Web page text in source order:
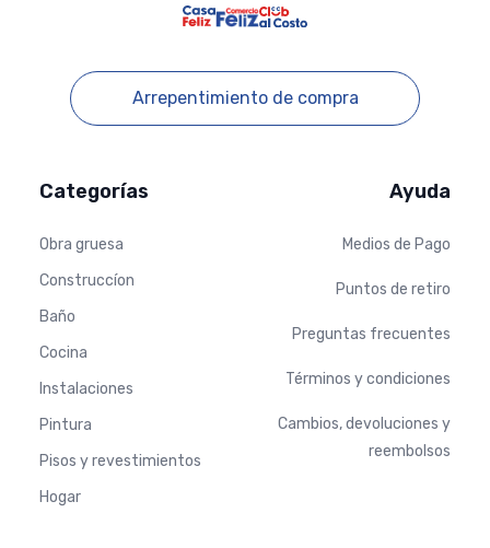
Arrepentimiento de compra
Categorías
Obra gruesa
Construccíon
Baño
Cocina
Instalaciones
Pintura
Pisos y revestimientos
Hogar
Ayuda
Medios de Pago
Puntos de retiro
Preguntas frecuentes
Términos y condiciones
Cambios, devoluciones y
reembolsos